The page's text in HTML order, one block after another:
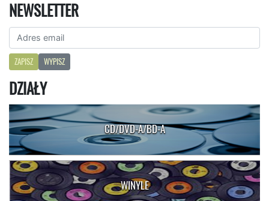
NEWSLETTER
ZAPISZ WYPISZ
DZIAŁY
CD/DVD-A/BD-A
WINYLE